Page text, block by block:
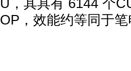
U，其具有 6144 个
OP，效能约等同于